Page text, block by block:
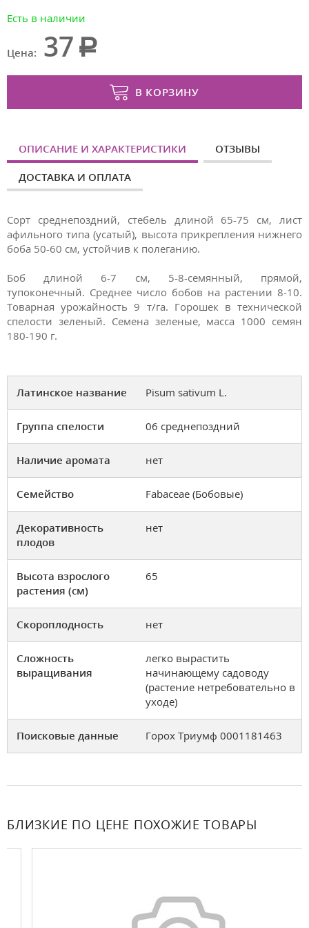
Есть в наличии
Цена: 37
В КОРЗИНУ
ОПИСАНИЕ И ХАРАКТЕРИСТИКИ ОТЗЫВЫ
ДОСТАВКА И ОПЛАТА
Сорт среднепоздний, стебель длиной 65-75 см, лист
афильного типа (усатый), высота прикрепления нижнего
боба 50-60 см, устойчив к полеганию.
Боб длиной 6-7 см, 5-8-семянный, прямой,
тупоконечный. Среднее число бобов на растении 8-10.
Товарная урожайность 9 т/га. Горошек в технической
спелости зеленый. Семена зеленые, масса 1000 семян
180-190 г.
Латинское название Pisum sativum L.
Группа спелости 06 среднепоздний
Наличие аромата нет
Семейство Fabaceae (Бобовые)
Декоративность
плодов
нет
Высота взрослого
растения (см)
65
Скороплодность нет
Сложность
выращивания
легко вырастить
начинающему садоводу
(растение нетребовательно в
уходе)
Поисковые данные Горох Триумф 0001181463
БЛИЗКИЕ ПО ЦЕНЕ ПОХОЖИЕ ТОВАРЫ